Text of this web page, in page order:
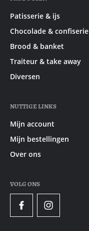
Patisserie & ijs
Chocolade & confiserie
Brood & banket
Traiteur & take away
Diversen
NUTTIGE LINKS
Mijn account
Mijn bestellingen
Over ons
VOLG ONS
FacebookInstagram